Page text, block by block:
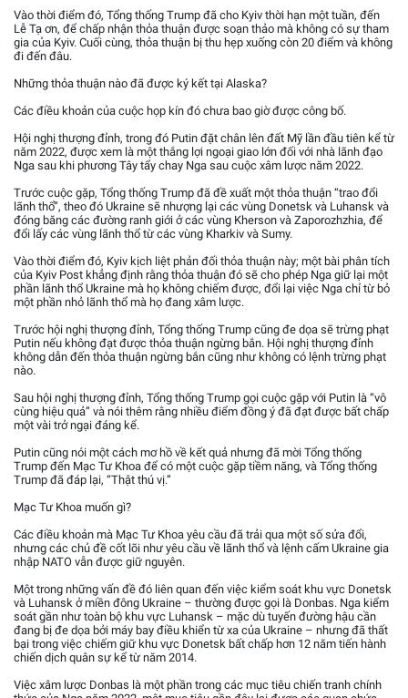
Vào thời điểm đó, Tổng thống Trump đã cho Kyiv thời hạn một tuần, đến
Lễ Tạ ơn, để chấp nhận thỏa thuận được soạn thảo mà không có sự tham
gia của Kyiv. Cuối cùng, thỏa thuận bị thu hẹp xuống còn 20 điểm và không
đi đến đâu.
Những thỏa thuận nào đã được ký kết tại Alaska?
Các điều khoản của cuộc họp kín đó chưa bao giờ được công bố.
Hội nghị thượng đỉnh, trong đó Putin đặt chân lên đất Mỹ lần đầu tiên kể từ
năm 2022, được xem là một thắng lợi ngoại giao lớn đối với nhà lãnh đạo
Nga sau khi phương Tây tẩy chay Nga sau cuộc xâm lược năm 2022.
Trước cuộc gặp, Tổng thống Trump đã đề xuất một thỏa thuận “trao đổi
lãnh thổ”, theo đó Ukraine sẽ nhượng lại các vùng Donetsk và Luhansk và
đóng băng các đường ranh giới ở các vùng Kherson và Zaporozhzhia, để
đổi lấy các vùng lãnh thổ từ các vùng Kharkiv và Sumy.
Vào thời điểm đó, Kyiv kịch liệt phản đối thỏa thuận này; một bài phân tích
của Kyiv Post khẳng định rằng thỏa thuận đó sẽ cho phép Nga giữ lại một
phần lãnh thổ Ukraine mà họ không chiếm được, đổi lại việc Nga chỉ từ bỏ
một phần nhỏ lãnh thổ mà họ đang xâm lược.
Trước hội nghị thượng đỉnh, Tổng thống Trump cũng đe dọa sẽ trừng phạt
Putin nếu không đạt được thỏa thuận ngừng bắn. Hội nghị thượng đỉnh
không dẫn đến thỏa thuận ngừng bắn cũng như không có lệnh trừng phạt
nào.
Sau hội nghị thượng đỉnh, Tổng thống Trump gọi cuộc gặp với Putin là “vô
cùng hiệu quả” và nói thêm rằng nhiều điểm đồng ý đã đạt được bất chấp
một vài trở ngại đáng kể.
Putin cũng nói một cách mơ hồ về kết quả nhưng đã mời Tổng thống
Trump đến Mạc Tư Khoa để có một cuộc gặp tiềm năng, và Tổng thống
Trump đã đáp lại, “Thật thú vị.”
Mạc Tư Khoa muốn gì?
Các điều khoản mà Mạc Tư Khoa yêu cầu đã trải qua một số sửa đổi,
nhưng các chủ đề cốt lõi như yêu cầu về lãnh thổ và lệnh cấm Ukraine gia
nhập NATO vẫn được giữ nguyên.
Một trong những vấn đề đó liên quan đến việc kiểm soát khu vực Donetsk
và Luhansk ở miền đông Ukraine – thường được gọi là Donbas. Nga kiểm
soát gần như toàn bộ khu vực Luhansk – mặc dù tuyến đường hậu cần
đang bị đe dọa bởi máy bay điều khiển từ xa của Ukraine – nhưng đã thất
bại trong việc chiếm giữ khu vực Donetsk bất chấp hơn 12 năm tiến hành
chiến dịch quân sự kể từ năm 2014.
Việc xâm lược Donbas là một phần trong các mục tiêu chiến tranh chính